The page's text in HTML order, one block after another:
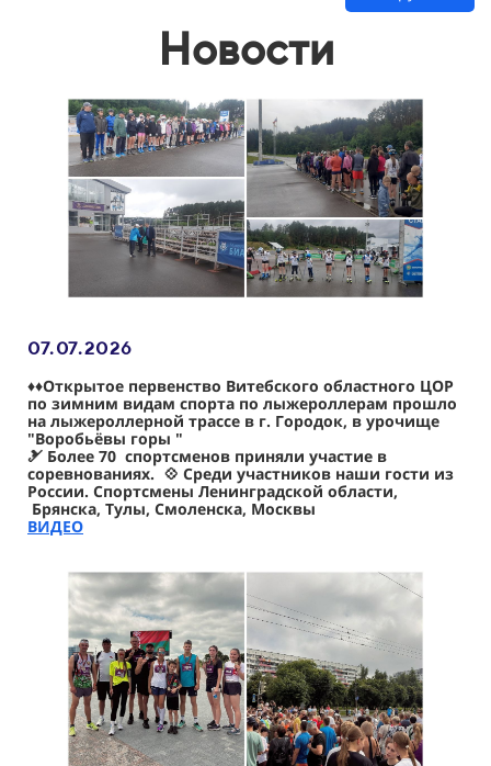
Новости
07.07.2026
♦️♦️Открытое первенство Витебского областного ЦОР
по зимним видам спорта по лыжероллерам прошло
на лыжероллерной трассе в г. Городок, в урочище
"Воробьёвы горы "
🎿 Более 70 спортсменов приняли участие в
соревнованиях. 💠 Среди участников наши гости из
России. Спортсмены Ленинградской области,
Брянска, Тулы, Смоленска, Москвы
ВИДЕО